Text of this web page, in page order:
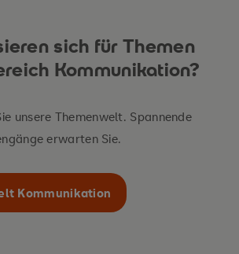
sich für Themen
Kommunikation?
unsere Themenwelt. Spannende
erwarten Sie.
Kommunikation